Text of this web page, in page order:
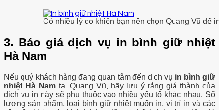
Có nhiều lý do khiến bạn nên chọn Quang Vũ để
3. Báo giá dịch vụ in bình giữ nhiệt
Hà Nam
Nếu quý khách hàng đang quan tâm đến dịch vụ in bình giữ
nhiệt Hà Namtại Quang Vũ, hãy lưu ý rằng giá thành của
dịch vụ in này sẽ phụ thuộc vào nhiều yếu tố khác nhau. Số
lượng sản phẩm, loại bình giữ nhiệt muốn in, vị trí in và các